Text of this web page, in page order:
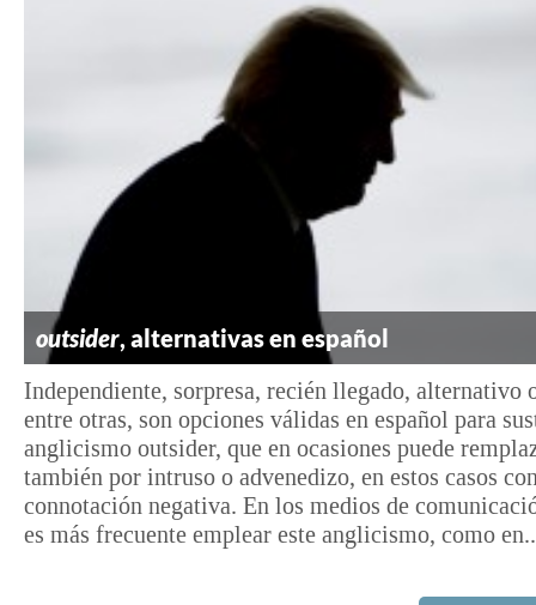
outsider, alternativas en español
Independiente, sorpresa, recién llegado, alternativo
entre otras, son opciones válidas en español para
anglicismo outsider, que en ocasiones puede
también por intruso o advenedizo, en estos casos
connotación negativa. En los medios de
es más frecuente emplear este anglicismo, como